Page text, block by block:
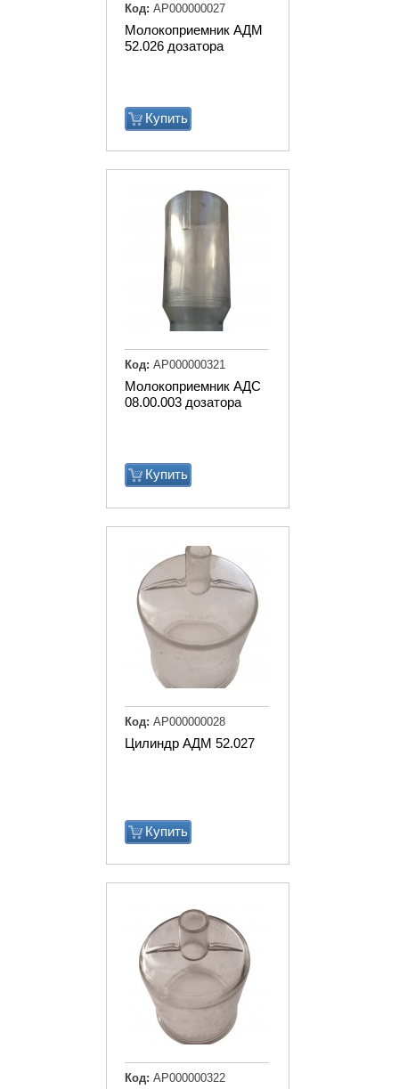
Молокоприемник АДМ
52.026 дозатора
Купить
Код: АР000000027
Молокоприемник АДС
08.00.003 дозатора
Купить
Код: АР000000321
Цилиндр АДМ 52.027
Купить
Код: АР000000028
Код: АР000000322